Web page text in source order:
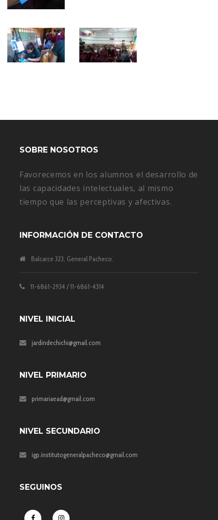
SOBRE NOSOTROS
Favorecemos en los alumnos el desarrollo de
las capacidades intelectuales, al mismo
tiempo que las perceptivas y afectivas.
INFORMACIÓN DE CONTACTO
Balcarce 323, General Pacheco.
11-6861-2934 / 11-6861-4314
NIVEL INICIAL
jardindechichi@gmail.com
NIVEL PRIMARIO
primariaead@gmail.com
NIVEL SECUNDARIO
igp.institutogeneralpacheco@gmail.com
SEGUINOS